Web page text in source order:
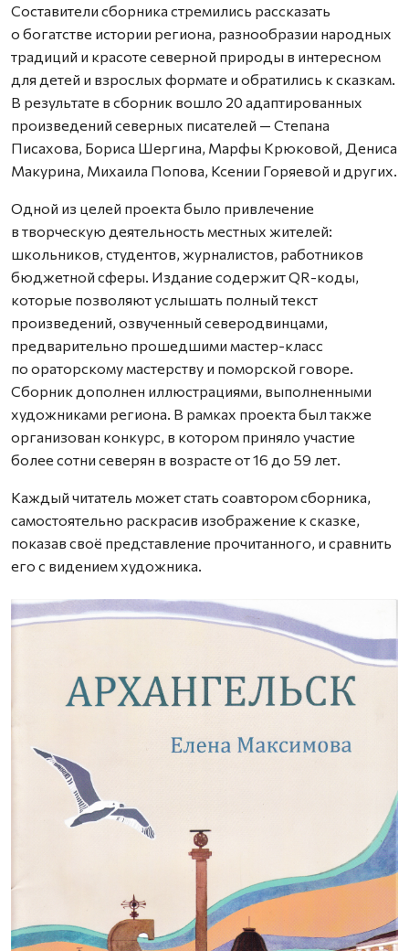
Составители сборника стремились рассказать
о богатстве истории региона, разнообразии народных
традиций и красоте северной природы в интересном
для детей и взрослых формате и обратились к сказкам.
В результате в сборник вошло 20 адаптированных
произведений северных писателей — Степана
Писахова, Бориса Шергина, Марфы Крюковой, Дениса
Макурина, Михаила Попова, Ксении Горяевой и других.
Одной из целей проекта было привлечение
в творческую деятельность местных жителей:
школьников, студентов, журналистов, работников
бюджетной сферы. Издание содержит QR-коды,
которые позволяют услышать полный текст
произведений, озвученный северодвинцами,
предварительно прошедшими мастер-класс
по ораторскому мастерству и поморской говоре.
Сборник дополнен иллюстрациями, выполненными
художниками региона. В рамках проекта был также
организован конкурс, в котором приняло участие
более сотни северян в возрасте от 16 до 59 лет.
Каждый читатель может стать соавтором сборника,
самостоятельно раскрасив изображение к сказке,
показав своё представление прочитанного, и сравнить
его с видением художника.